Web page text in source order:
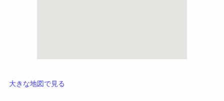
大きな地図で見る